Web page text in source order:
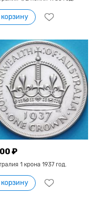
корзину
₽
1 крона 1937 год.
корзину